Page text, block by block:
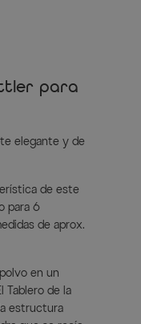
para
elegante y de
de este
para 6
de aprox.
en un
Tablero de la
estructura